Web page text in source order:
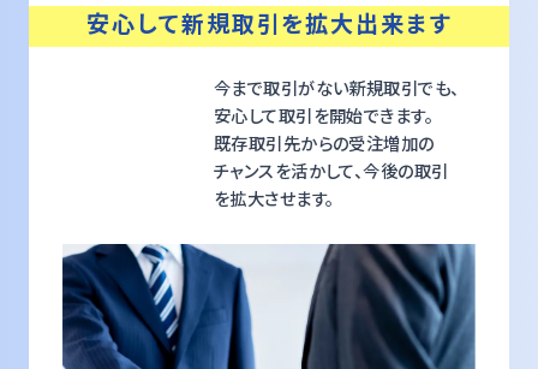
安心して新規取引を拡大出来ます
今まで取引がない新規取引でも、
安心して取引を開始できます。
既存取引先からの受注増加の
チャンスを活かして、今後の取引
を拡大させます。